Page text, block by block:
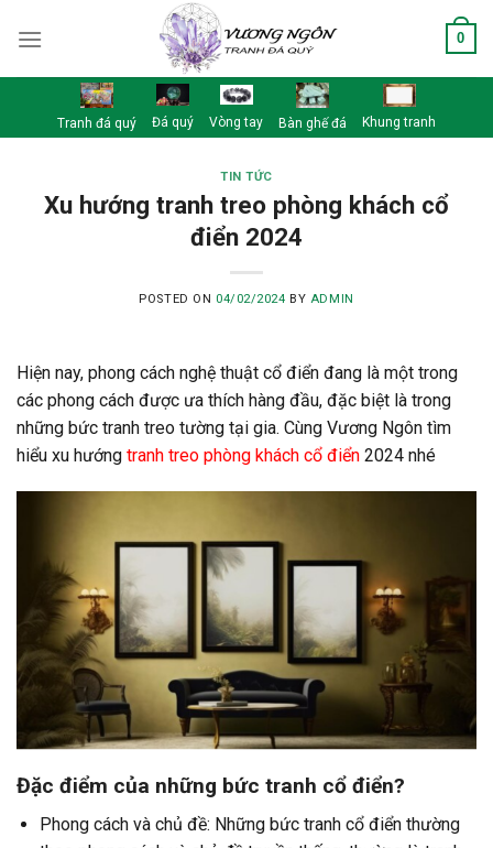
0
Tranh đá quý Đá quý Vòng tay Bàn ghế đá Khung tranh
TIN TỨC
Xu hướng tranh treo phòng khách cổ
điển 2024
POSTED ON 04/02/2024 BY ADMIN
Hiện nay, phong cách nghệ thuật cổ điển đang là một trong
các phong cách được ưa thích hàng đầu, đặc biệt là trong
những bức tranh treo tường tại gia. Cùng Vương Ngôn tìm
hiểu xu hướng tranh treo phòng khách cổ điển 2024 nhé
Đặc điểm của những bức tranh cổ điển?
Phong cách và chủ đề: Những bức tranh cổ điển thường